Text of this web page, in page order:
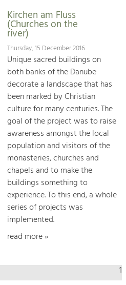
Kirchen am Fluss
(Churches on the
river)
Thursday, 15 December 2016
Unique sacred buildings on
both banks of the Danube
decorate a landscape that has
been marked by Christian
culture for many centuries. The
goal of the project was to raise
awareness amongst the local
population and visitors of the
monasteries, churches and
chapels and to make the
buildings something to
experience. To this end, a whole
series of projects was
implemented.
read more »
1